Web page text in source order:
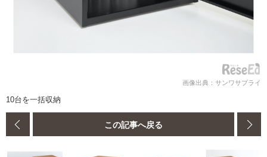
画像出典：サンワサプライ
10台を一括収納
この記事へ戻る